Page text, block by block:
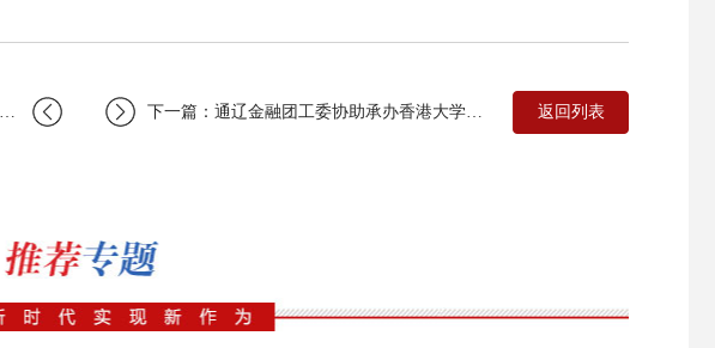
下一篇：通辽金融团工委协助承办香港大学生暑期实习活动 返回列表